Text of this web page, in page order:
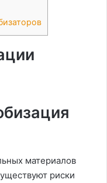
материалов
риски